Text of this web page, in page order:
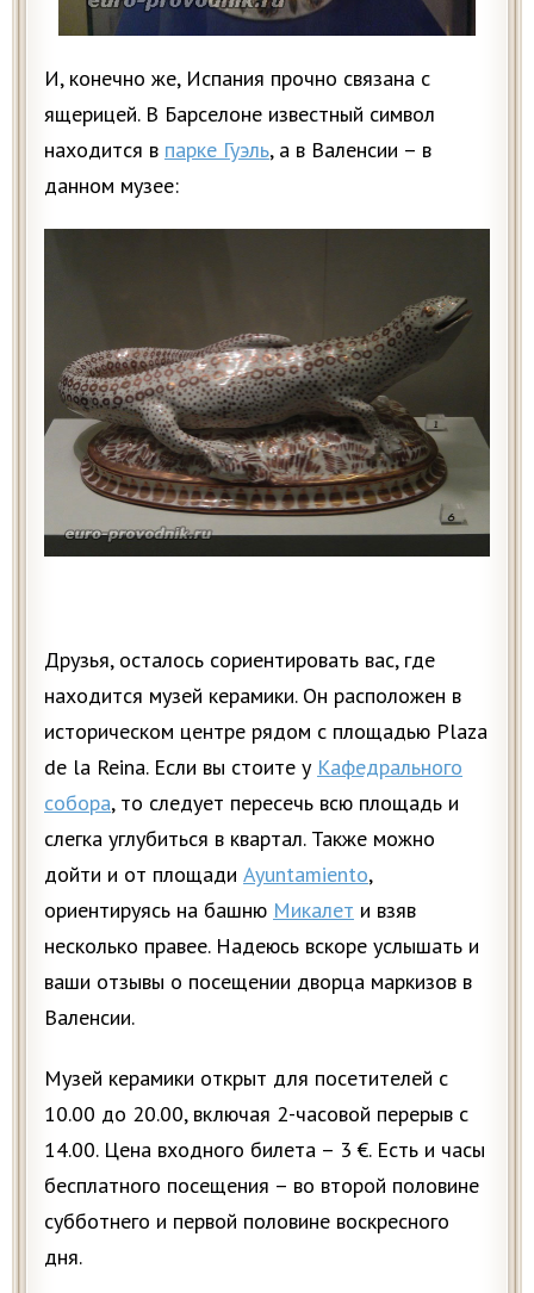
И, конечно же, Испания прочно связана с
ящерицей. В Барселоне известный символ
находится в парке Гуэль, а в Валенсии – в
данном музее:
Друзья, осталось сориентировать вас, где
находится музей керамики. Он расположен в
историческом центре рядом с площадью Plaza
de la Reina. Если вы стоите у Кафедрального
собора, то следует пересечь всю площадь и
слегка углубиться в квартал. Также можно
дойти и от площади Ayuntamiento,
ориентируясь на башню Микалет и взяв
несколько правее. Надеюсь вскоре услышать и
ваши отзывы о посещении дворца маркизов в
Валенсии.
Музей керамики открыт для посетителей с
10.00 до 20.00, включая 2-часовой перерыв с
14.00. Цена входного билета – 3 €. Есть и часы
бесплатного посещения – во второй половине
субботнего и первой половине воскресного
дня.